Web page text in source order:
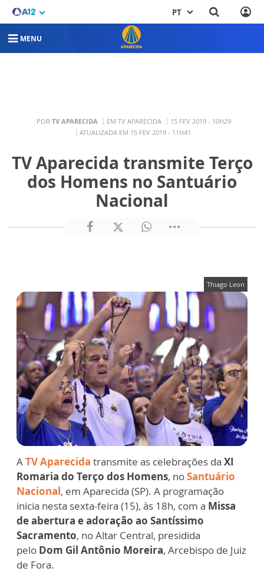
PT
MENU
POR TV APARECIDA EM TV APARECIDA
15 FEV 2019 - 10H29
ATUALIZADA EM 15 FEV 2019 - 11H41
TV Aparecida transmite Terço
dos Homens no Santuário
Nacional
Thiago Leon
ATV Aparecida transmite as celebrações da XI
Romaria do Terço dos Homens, noSantuário
Nacional, em Aparecida (SP). A programação
inicia nesta sexta-feira (15), às 18h, com a Missa
de abertura e adoração ao Santíssimo
Sacramento, no Altar Central, presidida
pelo Dom Gil Antônio Moreira, Arcebispo de Juiz
de Fora.